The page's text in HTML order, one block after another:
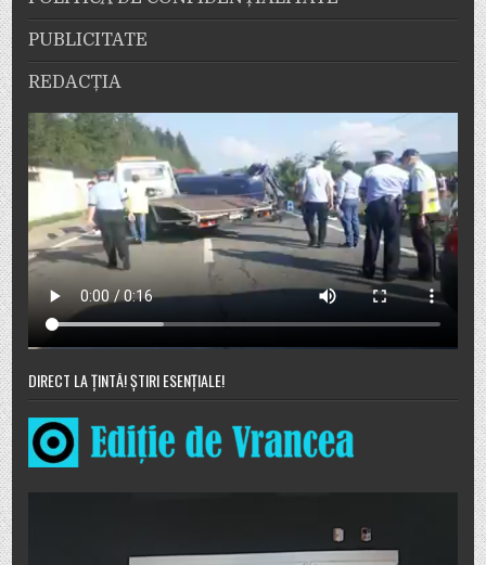
PUBLICITATE
REDACȚIA
DIRECT LA ȚINTĂ! ȘTIRI ESENȚIALE!